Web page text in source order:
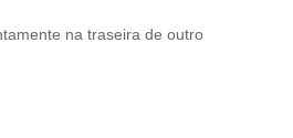
na traseira de outro